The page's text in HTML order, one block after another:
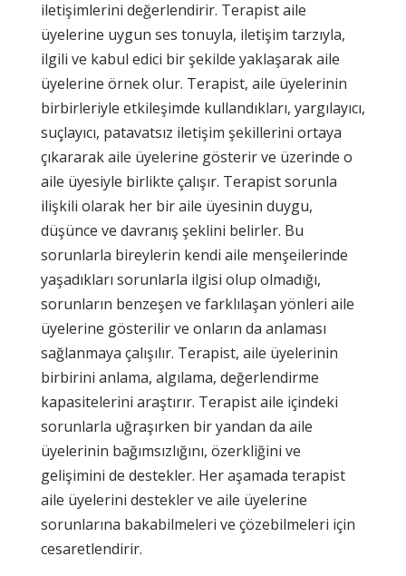
iletişimlerini değerlendirir. Terapist aile
üyelerine uygun ses tonuyla, iletişim tarzıyla,
ilgili ve kabul edici bir şekilde yaklaşarak aile
üyelerine örnek olur. Terapist, aile üyelerinin
birbirleriyle etkileşimde kullandıkları, yargılayıcı,
suçlayıcı, patavatsız iletişim şekillerini ortaya
çıkararak aile üyelerine gösterir ve üzerinde o
aile üyesiyle birlikte çalışır. Terapist sorunla
ilişkili olarak her bir aile üyesinin duygu,
düşünce ve davranış şeklini belirler. Bu
sorunlarla bireylerin kendi aile menşeilerinde
yaşadıkları sorunlarla ilgisi olup olmadığı,
sorunların benzeşen ve farklılaşan yönleri aile
üyelerine gösterilir ve onların da anlaması
sağlanmaya çalışılır. Terapist, aile üyelerinin
birbirini anlama, algılama, değerlendirme
kapasitelerini araştırır. Terapist aile içindeki
sorunlarla uğraşırken bir yandan da aile
üyelerinin bağımsızlığını, özerkliğini ve
gelişimini de destekler. Her aşamada terapist
aile üyelerini destekler ve aile üyelerine
sorunlarına bakabilmeleri ve çözebilmeleri için
cesaretlendirir.